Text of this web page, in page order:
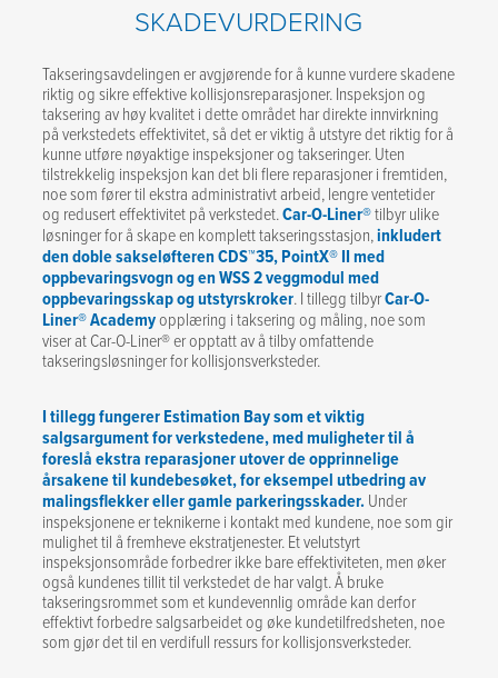
SKADEVURDERING
Takseringsavdelingen er avgjørende for å kunne vurdere skadene
riktig og sikre effektive kollisjonsreparasjoner. Inspeksjon og
taksering av høy kvalitet i dette området har direkte innvirkning
på verkstedets effektivitet, så det er viktig å utstyre det riktig for å
kunne utføre nøyaktige inspeksjoner og takseringer. Uten
tilstrekkelig inspeksjon kan det bli flere reparasjoner i fremtiden,
noe som fører til ekstra administrativt arbeid, lengre ventetider
og redusert effektivitet på verkstedet.Car-O-Liner®tilbyr ulike
løsninger for å skape en komplett takseringsstasjon,inkludert
den doble sakseløfteren CDS™35, PointX® II med
oppbevaringsvogn og en WSS 2 veggmodul med
oppbevaringsskap og utstyrskroker. I tillegg tilbyrCar-O-
Liner® Academyopplæring i taksering og måling, noe som
viser at Car-O-Liner® er opptatt av å tilby omfattende
takseringsløsninger for kollisjonsverksteder.
I tillegg fungerer Estimation Bay som et viktig
salgsargument for verkstedene, med muligheter til å
foreslå ekstra reparasjoner utover de opprinnelige
årsakene til kundebesøket, for eksempel utbedring av
malingsflekker eller gamle parkeringsskader.Under
inspeksjonene er teknikerne i kontakt med kundene, noe som gir
mulighet til å fremheve ekstratjenester. Et velutstyrt
inspeksjonsområde forbedrer ikke bare effektiviteten, men øker
også kundenes tillit til verkstedet de har valgt. Å bruke
takseringsrommet som et kundevennlig område kan derfor
effektivt forbedre salgsarbeidet og øke kundetilfredsheten, noe
som gjør det til en verdifull ressurs for kollisjonsverksteder.